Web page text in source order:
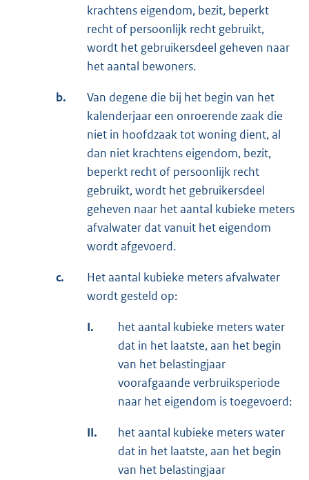
krachtens eigendom, bezit, beperkt
recht of persoonlijk recht gebruikt,
wordt het gebruikersdeel geheven naar
het aantal bewoners.
b.
Van degene die bij het begin van het
kalenderjaar een onroerende zaak die
niet in hoofdzaak tot woning dient, al
dan niet krachtens eigendom, bezit,
beperkt recht of persoonlijk recht
gebruikt, wordt het gebruikersdeel
geheven naar het aantal kubieke meters
afvalwater dat vanuit het eigendom
wordt afgevoerd.
c.
Het aantal kubieke meters afvalwater
wordt gesteld op:
I.
het aantal kubieke meters water
dat in het laatste, aan het begin
van het belastingjaar
voorafgaande verbruiksperiode
naar het eigendom is toegevoerd:
II.
het aantal kubieke meters water
dat in het laatste, aan het begin
van het belastingjaar